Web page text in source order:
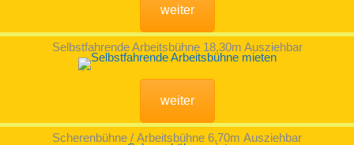
weiter
Selbstfahrende Arbeitsbühne 18,30m Ausziehbar
weiter
Scherenbühne / Arbeitsbühne 6,70m Ausziehbar